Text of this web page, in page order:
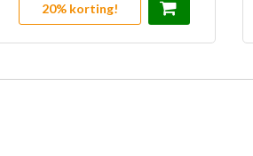
20% korting!